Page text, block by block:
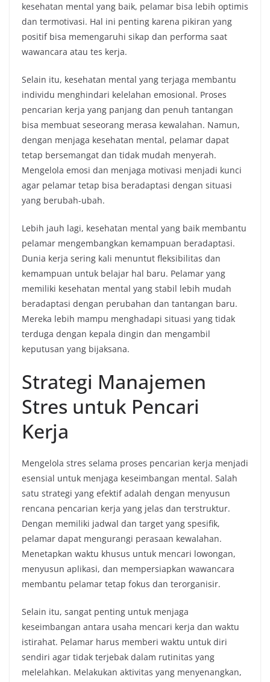
kesehatan mental yang baik, pelamar bisa lebih optimis
dan termotivasi. Hal ini penting karena pikiran yang
positif bisa memengaruhi sikap dan performa saat
wawancara atau tes kerja.
Selain itu, kesehatan mental yang terjaga membantu
individu menghindari kelelahan emosional. Proses
pencarian kerja yang panjang dan penuh tantangan
bisa membuat seseorang merasa kewalahan. Namun,
dengan menjaga kesehatan mental, pelamar dapat
tetap bersemangat dan tidak mudah menyerah.
Mengelola emosi dan menjaga motivasi menjadi kunci
agar pelamar tetap bisa beradaptasi dengan situasi
yang berubah-ubah.
Lebih jauh lagi, kesehatan mental yang baik membantu
pelamar mengembangkan kemampuan beradaptasi.
Dunia kerja sering kali menuntut fleksibilitas dan
kemampuan untuk belajar hal baru. Pelamar yang
memiliki kesehatan mental yang stabil lebih mudah
beradaptasi dengan perubahan dan tantangan baru.
Mereka lebih mampu menghadapi situasi yang tidak
terduga dengan kepala dingin dan mengambil
keputusan yang bijaksana.
Strategi Manajemen
Stres untuk Pencari
Kerja
Mengelola stres selama proses pencarian kerja menjadi
esensial untuk menjaga keseimbangan mental. Salah
satu strategi yang efektif adalah dengan menyusun
rencana pencarian kerja yang jelas dan terstruktur.
Dengan memiliki jadwal dan target yang spesifik,
pelamar dapat mengurangi perasaan kewalahan.
Menetapkan waktu khusus untuk mencari lowongan,
menyusun aplikasi, dan mempersiapkan wawancara
membantu pelamar tetap fokus dan terorganisir.
Selain itu, sangat penting untuk menjaga
keseimbangan antara usaha mencari kerja dan waktu
istirahat. Pelamar harus memberi waktu untuk diri
sendiri agar tidak terjebak dalam rutinitas yang
melelahkan. Melakukan aktivitas yang menyenangkan,